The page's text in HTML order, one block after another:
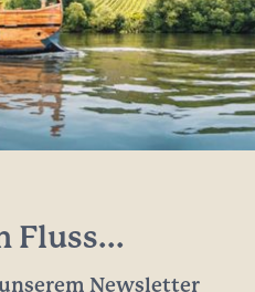
Fluss...
Newsletter